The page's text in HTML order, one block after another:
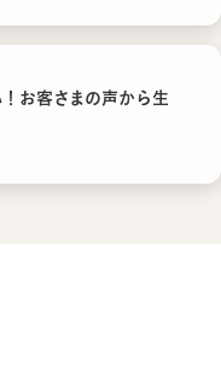
お客さまの声から生